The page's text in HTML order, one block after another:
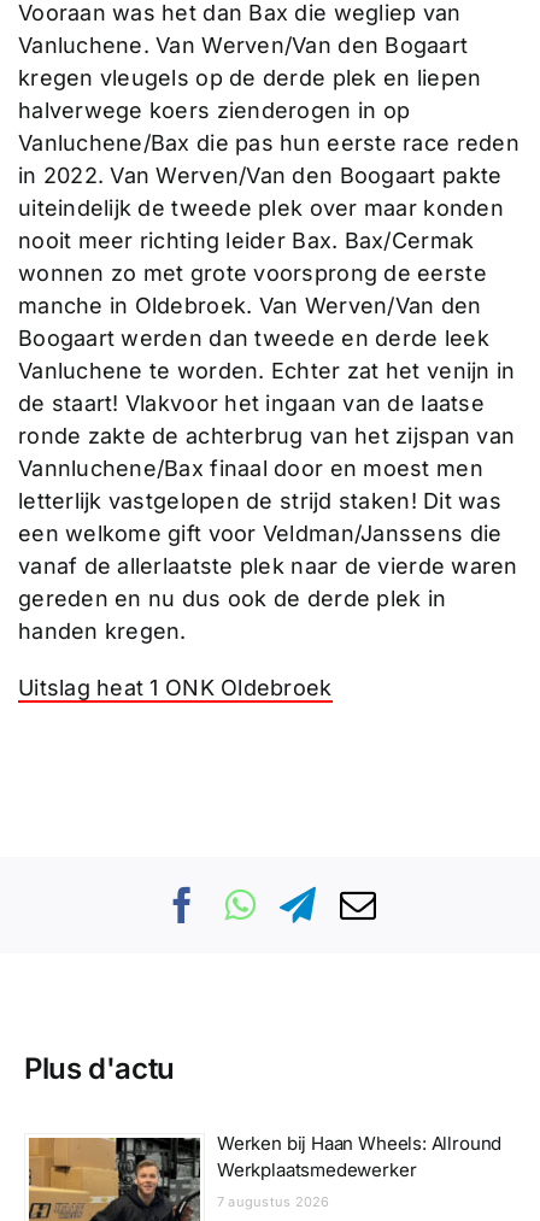
Vooraan was het dan Bax die wegliep van
Vanluchene. Van Werven/Van den Bogaart
kregen vleugels op de derde plek en liepen
halverwege koers zienderogen in op
Vanluchene/Bax die pas hun eerste race reden
in 2022. Van Werven/Van den Boogaart pakte
uiteindelijk de tweede plek over maar konden
nooit meer richting leider Bax. Bax/Cermak
wonnen zo met grote voorsprong de eerste
manche in Oldebroek. Van Werven/Van den
Boogaart werden dan tweede en derde leek
Vanluchene te worden. Echter zat het venijn in
de staart! Vlakvoor het ingaan van de laatse
ronde zakte de achterbrug van het zijspan van
Vannluchene/Bax finaal door en moest men
letterlijk vastgelopen de strijd staken! Dit was
een welkome gift voor Veldman/Janssens die
vanaf de allerlaatste plek naar de vierde waren
gereden en nu dus ook de derde plek in
handen kregen.
Uitslag heat 1 ONK Oldebroek
Plus d'actu
Werken bij Haan Wheels: Allround
Werkplaatsmedewerker
7 augustus 2026